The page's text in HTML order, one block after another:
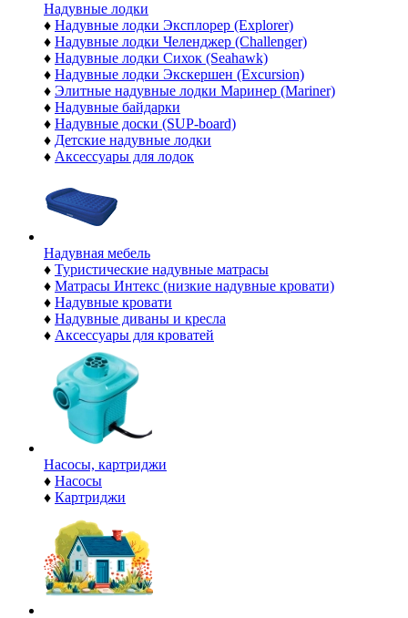
Надувные лодки
♦ Надувные лодки Эксплорер (Explorer)
♦ Надувные лодки Челенджер (Challenger)
♦ Надувные лодки Сихок (Seahawk)
♦ Надувные лодки Экскершен (Excursion)
♦ Элитные надувные лодки Маринер (Mariner)
♦ Надувные байдарки
♦ Надувные доски (SUP-board)
♦ Детские надувные лодки
♦ Аксессуары для лодок
Надувная мебель
♦ Туристические надувные матрасы
♦ Матрасы Интекс (низкие надувные кровати)
♦ Надувные кровати
♦ Надувные диваны и кресла
♦ Аксессуары для кроватей
Насосы, картриджи
♦ Насосы
♦ Картриджи